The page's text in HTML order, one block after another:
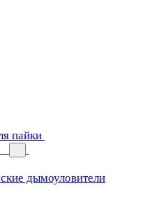
пайки
дымоуловители